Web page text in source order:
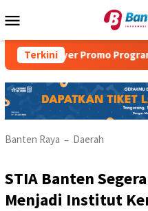
ke
Mobile
Terkini
Promo Program Super Dad
Banten Raya – Daerah
STIA Banten
Menjadi Institut